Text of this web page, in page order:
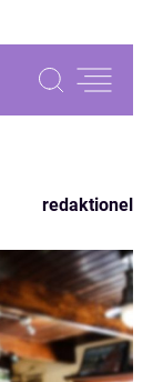
redaktionel